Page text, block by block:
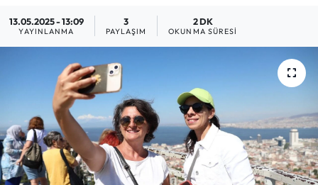
13.05.2025 - 13:09
YAYINLANMA
3
PAYLAŞIM
2 DK
OKUNMA SÜRESI